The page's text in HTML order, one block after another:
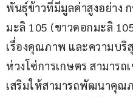
พันธุ์ข้าวที่มีมูลค่าสูงอย่าง
มะลิ 105 (ขาวดอกมะลิ
เรื่องคุณภาพ และความบ
ห่วงโซ่การเกษตร สามารถ
เสริมให้สามารถพัฒนาคุณ